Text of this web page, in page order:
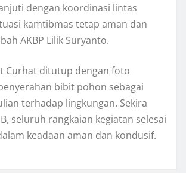
dengan koordinasi lintas
kamtibmas tetap aman dan
AKBP Lilik Suryanto.
Curhat ditutup dengan foto
bibit pohon sebagai
terhadap lingkungan. Sekira
seluruh rangkaian kegiatan selesai
keadaan aman dan kondusif.